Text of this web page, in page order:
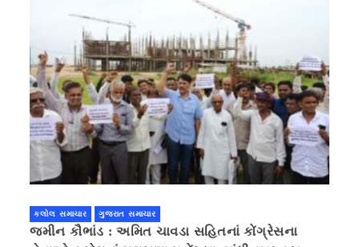
કલોલ સમાચાર ગુજરાત સમાચાર
જમીન કૌભાંડ : અમિત ચાવડા સહિતનાં કોંગ્રેસના